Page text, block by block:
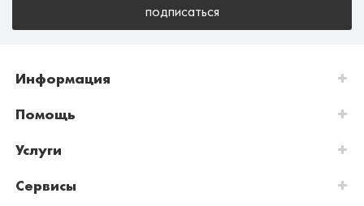
подписаться
Информация
Помощь
Услуги
Сервисы